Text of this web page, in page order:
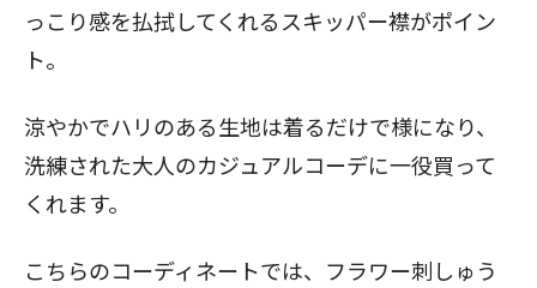
っこり感を払拭してくれるスキッパー襟がポイン
ト。
涼やかでハリのある生地は着るだけで様になり、
洗練された大人のカジュアルコーデに一役買って
くれます。
こちらのコーディネートでは、フラワー刺しゅう